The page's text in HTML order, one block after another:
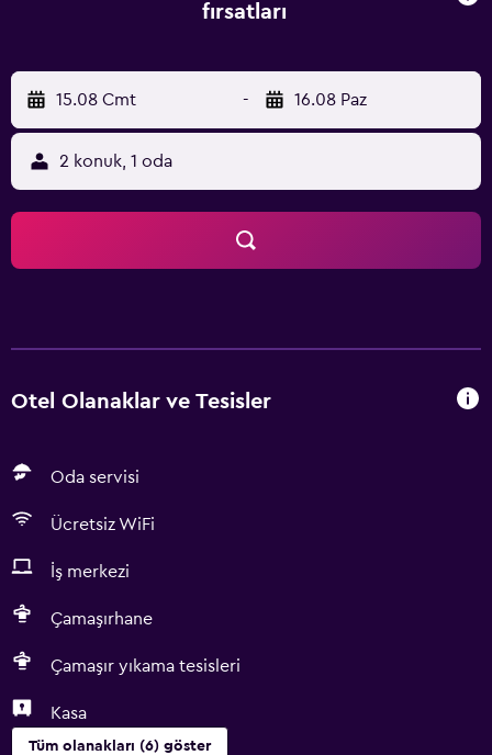
fırsatları
15.08 Cmt - 16.08 Paz
2 konuk, 1 oda
Otel Olanaklar ve Tesisler
Oda servisi
Ücretsiz WiFi
İş merkezi
Çamaşırhane
Çamaşır yıkama tesisleri
Kasa
Tüm olanakları (6) göster